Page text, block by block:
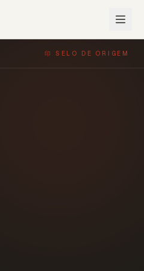
印 SELO DE ORIGEM